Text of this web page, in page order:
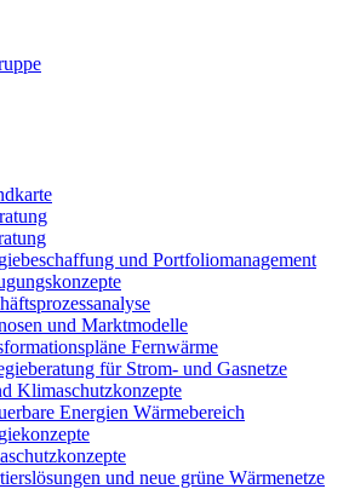
und Portfoliomanagement
und Marktmodelle
Fernwärme
für Strom- und Gasnetze
Klimaschutzkonzepte
Energien Wärmebereich
und neue grüne Wärmenetze